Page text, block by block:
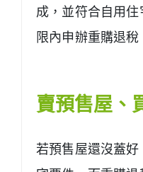
成，並符合自用住
限內申辦重購退稅
賣預售屋、
若預售屋還沒蓋